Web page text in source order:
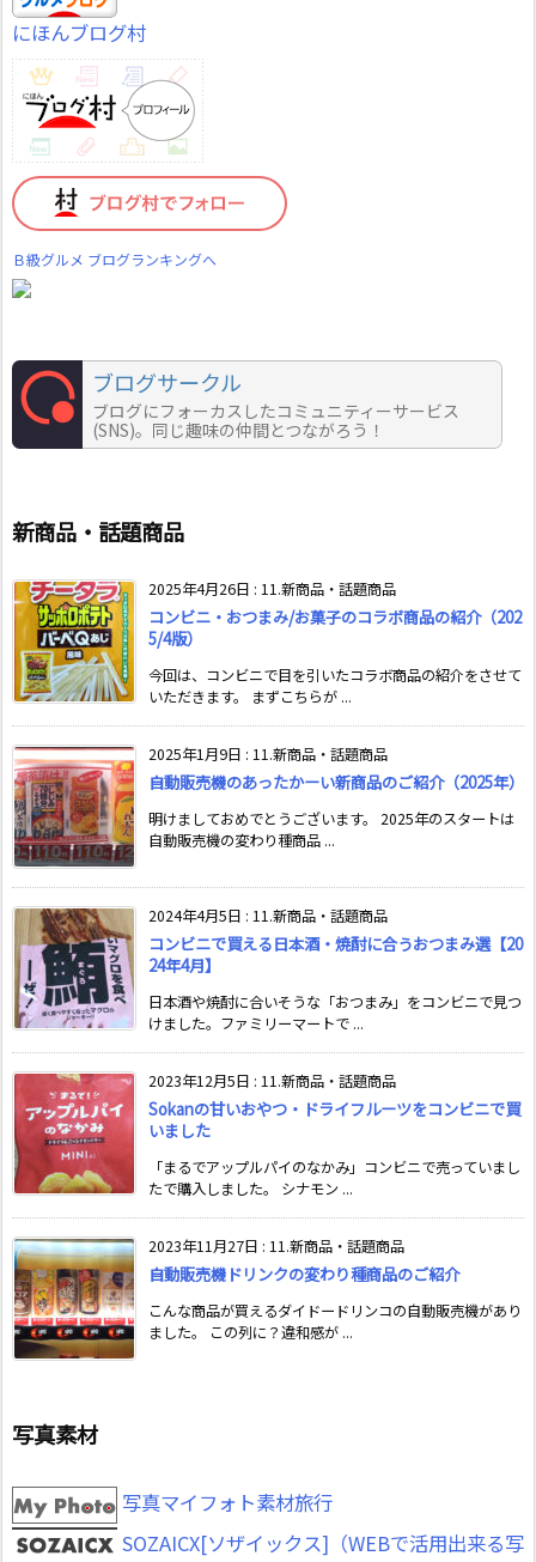
にほんブログ村
Ｂ級グルメ ブログランキングへ
ブログサークル
ブログにフォーカスしたコミュニティーサービス
(SNS)。同じ趣味の仲間とつながろう！
新商品・話題商品
2025年4月26日 : 11.新商品・話題商品
コンビニ・おつまみ/お菓子のコラボ商品の紹介（202
5/4版）
今回は、コンビニで目を引いたコラボ商品の紹介をさせて
いただきます。 まずこちらが ...
2025年1月9日 : 11.新商品・話題商品
自動販売機のあったかーい新商品のご紹介（2025年）
明けましておめでとうございます。 2025年のスタートは
自動販売機の変わり種商品 ...
2024年4月5日 : 11.新商品・話題商品
コンビニで買える日本酒・焼酎に合うおつまみ選【20
24年4月】
日本酒や焼酎に合いそうな「おつまみ」をコンビニで見つ
けました。ファミリーマートで ...
2023年12月5日 : 11.新商品・話題商品
Sokanの甘いおやつ・ドライフルーツをコンビニで買
いました
「まるでアップルパイのなかみ」コンビニで売っていまし
たで購入しました。 シナモン ...
2023年11月27日 : 11.新商品・話題商品
自動販売機ドリンクの変わり種商品のご紹介
こんな商品が買えるダイドードリンコの自動販売機があり
ました。 この列に？違和感が ...
写真素材
写真マイフォト素材旅行
SOZAICX[ソザイックス]（WEBで活用出来る写